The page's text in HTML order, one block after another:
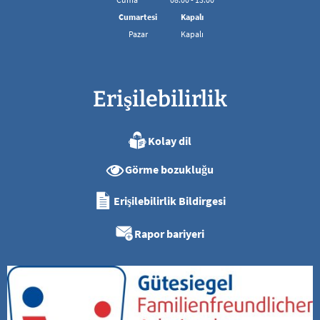
08:00 - 13:00 arası
Cumartesi
Kapalı
Pazar
Kapalı
Erişilebilirlik
Kolay dil
Görme bozukluğu
Erişilebilirlik Bildirgesi
Rapor bariyeri